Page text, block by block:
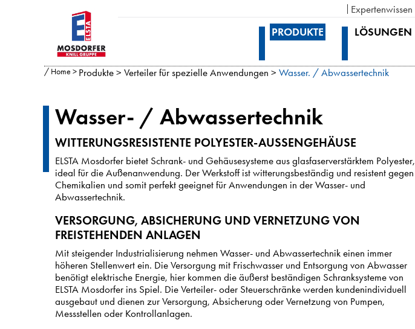
Expertenwissen
PRODUKTE LÖSUNGEN
/ Home > Produkte >Verteiler für spezielle Anwendungen >Wasser. / Abwassertechnik
Wasser- / Abwassertechnik
WITTERUNGSRESISTENTE POLYESTER-AUSSENGEHÄUSE
ELSTA Mosdorfer bietet Schrank- und Gehäusesysteme aus glasfaserverstärktem Polyester,
ideal für die Außenanwendung. Der Werkstoff ist witterungsbeständig und resistent gegen
Chemikalien und somit perfekt geeignet für Anwendungen in der Wasser- und
Abwassertechnik.
VERSORGUNG, ABSICHERUNG UND VERNETZUNG VON
FREISTEHENDEN ANLAGEN
Mit steigender Industrialisierung nehmen Wasser- und Abwassertechnik einen immer
höheren Stellenwert ein. Die Versorgung mit Frischwasser und Entsorgung von Abwasser
benötigt elektrische Energie, hier kommen die äußerst beständigen Schranksysteme von
ELSTA Mosdorfer ins Spiel. Die Verteiler- oder Steuerschränke werden kundenindividuell
ausgebaut und dienen zur Versorgung, Absicherung oder Vernetzung von Pumpen,
Messstellen oder Kontrollanlagen.